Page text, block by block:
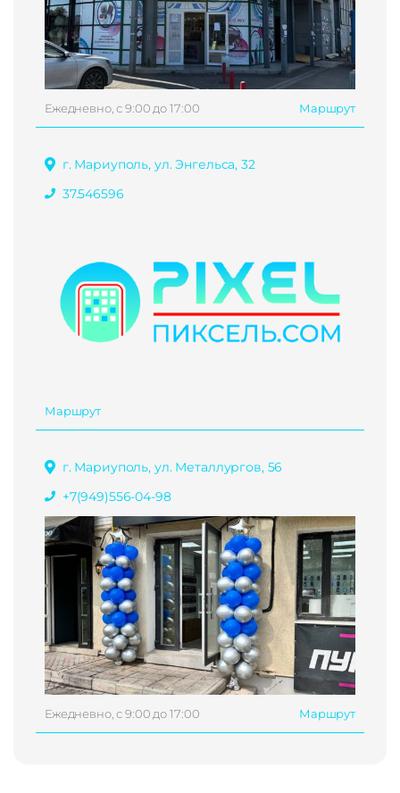
Ежедневно, с 9:00 до 17:00 Маршрут
г. Мариуполь, ул. Энгельса, 32
37.546596
Маршрут
г. Мариуполь, ул. Металлургов, 56
+7(949)556-04-98
Ежедневно, с 9:00 до 17:00 Маршрут